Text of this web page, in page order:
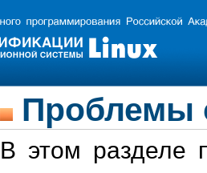
Проблемы
В этом разделе